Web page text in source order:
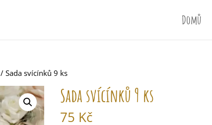
Domů
/ Sada svícínků 9 ks
Sada svícínků 9 ks
75 Kč